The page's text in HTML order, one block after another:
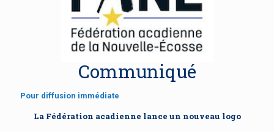
Communiqué
Pour diffusion immédiate
La Fédération acadienne lance un nouveau logo